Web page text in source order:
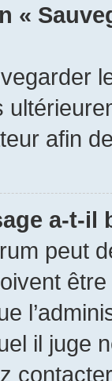
«
afin
a-t-il
peut
il juge